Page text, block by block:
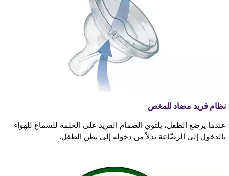
نظام فريد مضاد للمغص
عندما يرضع الطفل، يلتوي الصمام الفريد على الحلمة للسماع للهواء
بالدخول إلى الرضّاعة بدلاً من دخوله إلى بطن الطفل.